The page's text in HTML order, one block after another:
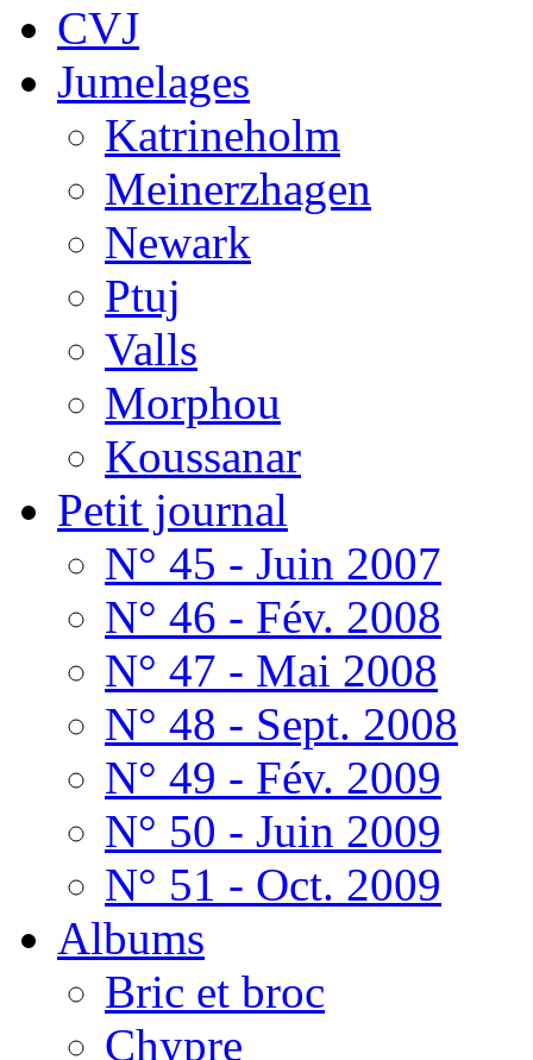
CVJ
Jumelages
Katrineholm
Meinerzhagen
Newark
Ptuj
Valls
Morphou
Koussanar
Petit journal
N° 45 - Juin 2007
N° 46 - Fév. 2008
N° 47 - Mai 2008
N° 48 - Sept. 2008
N° 49 - Fév. 2009
N° 50 - Juin 2009
N° 51 - Oct. 2009
Albums
Bric et broc
Chypre